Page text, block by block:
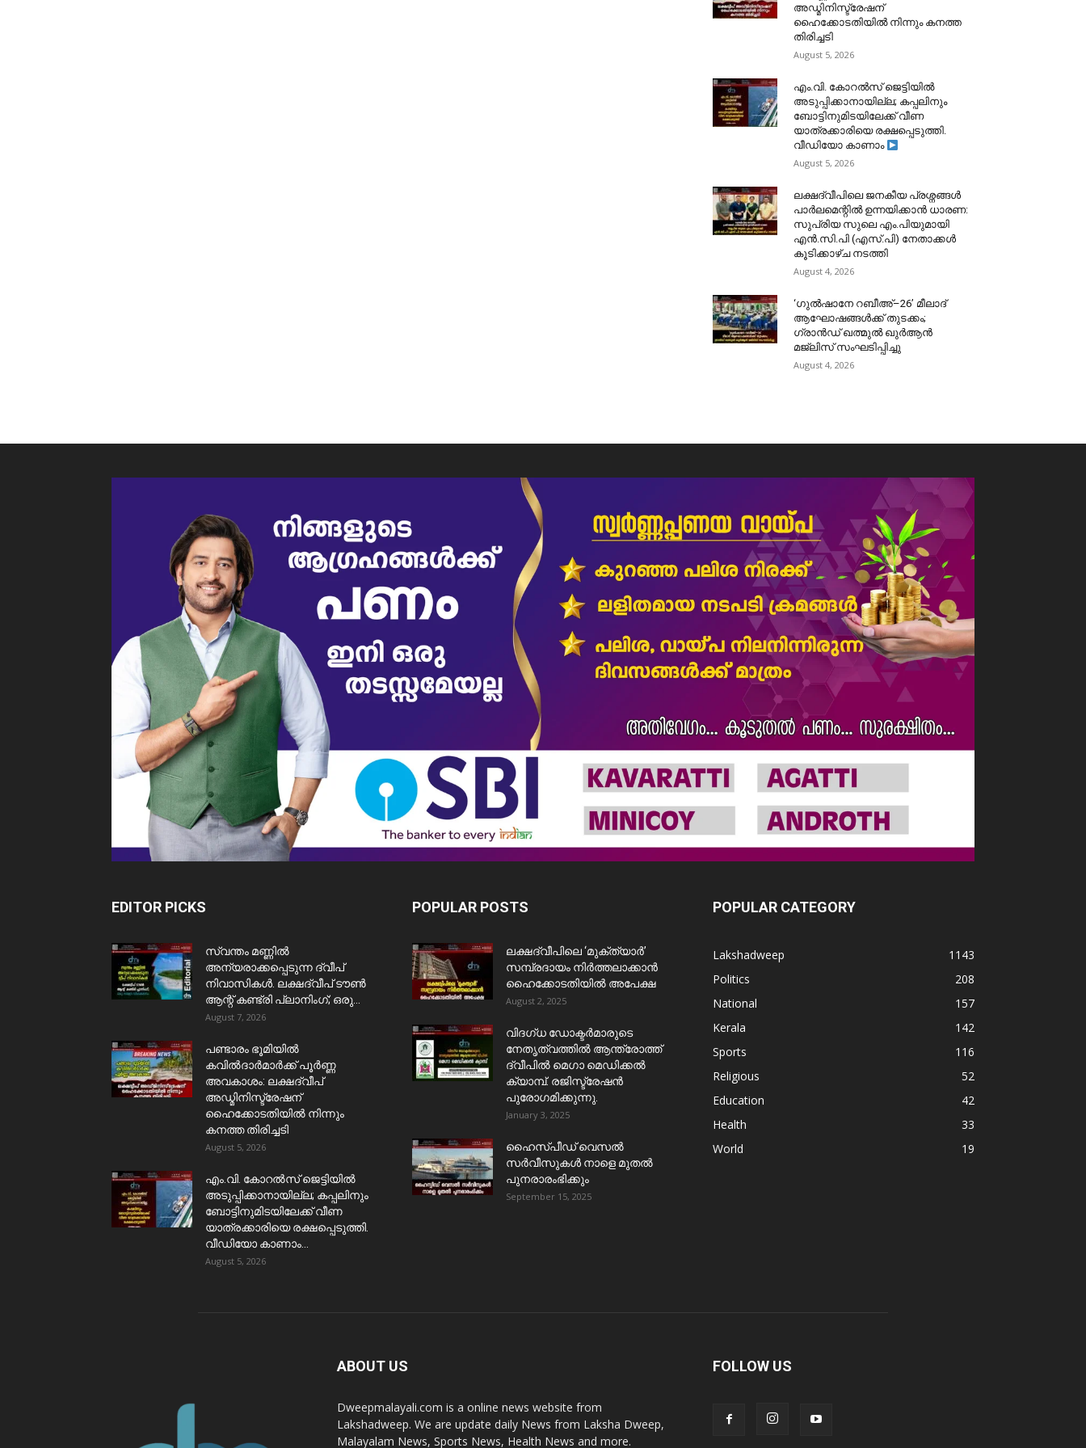
അഡ്മിനിസ്ട്രേഷന്
ഹൈക്കോടതിയിൽ നിന്നും കനത്ത
തിരിച്ചടി
August 5, 2026
​എം.വി. കോറൽസ് ജെട്ടിയിൽ
അടുപ്പിക്കാനായില്ല; കപ്പലിനും
ബോട്ടിനുമിടയിലേക്ക് വീണ
യാത്രക്കാരിയെ രക്ഷപ്പെടുത്തി.
വീഡിയോ കാണാം
August 5, 2026
ലക്ഷദ്വീപിലെ ജനകീയ പ്രശ്നങ്ങൾ
പാർലമെന്റിൽ ഉന്നയിക്കാൻ ധാരണ:
സുപ്രിയ സുലെ എം.പിയുമായി
എൻ.സി.പി (എസ്.പി) നേതാക്കൾ
കൂടിക്കാഴ്ച നടത്തി
August 4, 2026
‘ഗുൽഷാനേ റബീഅ്–26’ മീലാദ്
ആഘോഷങ്ങൾക്ക് തുടക്കം;
ഗ്രാൻഡ് ഖത്മുൽ ഖുർആൻ
മജ്‌ലിസ് സംഘടിപ്പിച്ചു
August 4, 2026
EDITOR PICKS
സ്വന്തം മണ്ണിൽ
അന്യരാക്കപ്പെടുന്ന ദ്വീപ്
നിവാസികൾ. ലക്ഷദ്വീപ് ടൗൺ
ആന്റ് കണ്ട്രി പ്ലാനിംഗ്; ഒരു...
August 7, 2026
പണ്ടാരം ഭൂമിയിൽ
കവിൽദാർമാർക്ക് പൂർണ്ണ
അവകാശം: ലക്ഷദ്വീപ്
അഡ്മിനിസ്ട്രേഷന്
ഹൈക്കോടതിയിൽ നിന്നും
കനത്ത തിരിച്ചടി
August 5, 2026
​എം.വി. കോറൽസ് ജെട്ടിയിൽ
അടുപ്പിക്കാനായില്ല; കപ്പലിനും
ബോട്ടിനുമിടയിലേക്ക് വീണ
യാത്രക്കാരിയെ രക്ഷപ്പെടുത്തി.
വീഡിയോ കാണാം...
August 5, 2026
POPULAR POSTS
ലക്ഷദ്വീപിലെ ‘മുക്ത്യാർ’
സമ്പ്രദായം നിർത്തലാക്കാൻ
ഹൈക്കോടതിയിൽ അപേക്ഷ
August 2, 2025
വിദഗ്ധ ഡോക്ടർമാരുടെ
നേതൃത്വത്തിൽ ആന്ത്രോത്ത്
ദ്വീപിൽ മെഗാ മെഡിക്കൽ
ക്യാമ്പ്. രജിസ്ട്രേഷൻ
പുരോഗമിക്കുന്നു.
January 3, 2025
ഹൈസ്പീഡ് വെസൽ
സർവീസുകൾ നാളെ മുതൽ
പുനരാരംഭിക്കും
September 15, 2025
POPULAR CATEGORY
Lakshadweep
1143
Politics
208
National
157
Kerala
142
Sports
116
Religious
52
Education
42
Health
33
World
19
ABOUT US
Dweepmalayali.com is a online news website from
Lakshadweep. We are update daily News from Laksha Dweep,
Malayalam News, Sports News, Health News and more.
FOLLOW US